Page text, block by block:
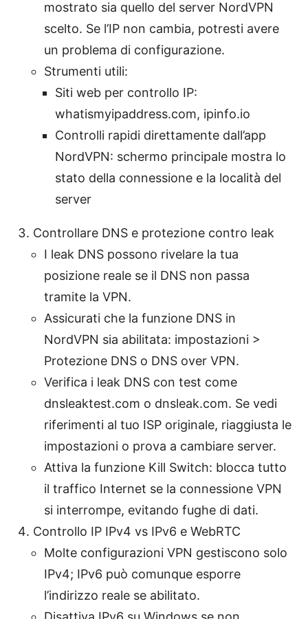
mostrato sia quello del server NordVPN
scelto. Se l’IP non cambia, potresti avere
un problema di configurazione.
Strumenti utili:
Siti web per controllo IP:
whatismyipaddress.com, ipinfo.io
Controlli rapidi direttamente dall’app
NordVPN: schermo principale mostra lo
stato della connessione e la località del
server
Controllare DNS e protezione contro leak
I leak DNS possono rivelare la tua
posizione reale se il DNS non passa
tramite la VPN.
Assicurati che la funzione DNS in
NordVPN sia abilitata: impostazioni >
Protezione DNS o DNS over VPN.
Verifica i leak DNS con test come
dnsleaktest.com o dnsleak.com. Se vedi
riferimenti al tuo ISP originale, riaggiusta le
impostazioni o prova a cambiare server.
Attiva la funzione Kill Switch: blocca tutto
il traffico Internet se la connessione VPN
si interrompe, evitando fughe di dati.
Controllo IP IPv4 vs IPv6 e WebRTC
Molte configurazioni VPN gestiscono solo
IPv4; IPv6 può comunque esporre
l’indirizzo reale se abilitato.